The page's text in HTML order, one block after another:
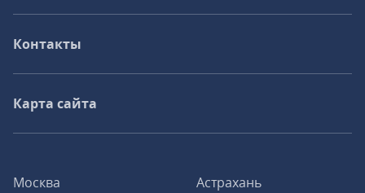
Москва
Астрахань
Контакты
Карта сайта